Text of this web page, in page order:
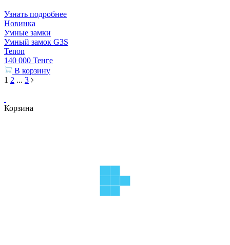
Узнать подробнее
Новинка
Умные замки
Умный замок G3S
Tenon
140 000 Тенге
В корзину
1 2 ... 3
Корзина